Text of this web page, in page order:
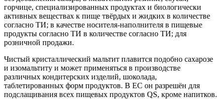
горчице, специализированных продуктах и биологически
активных веществах к пище твёрдых и жидких в количестве
согласно ТИ; в качестве носителя-наполнителя в пищевые
продукты согласно ТИ в количестве согласно ТИ; для
розничной продажи.
Чистый кристаллический мальтит плавится подобно сахарозе
и изомальтиту и может применяться в производстве
различных кондитерских изделий, шоколада,
таблетированных форм продуктов. В ЕС он разрешён для
подслащивания всех пищевых продуктов QS, кроме напитков.